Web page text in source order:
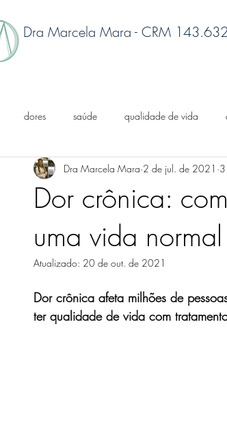
Dra Marcela Mara - CRM 143.632
dores saúde qualidade de vida
reumatoide enxaqueca crônica dores
falta de ânimo
Dor crônica:
uma vida normal
Dra Marcela Mara 2 de jul. de 2021
Atualizado: 20 de out. de 2021
Dor crônica afeta milhões de
ter qualidade de vida com